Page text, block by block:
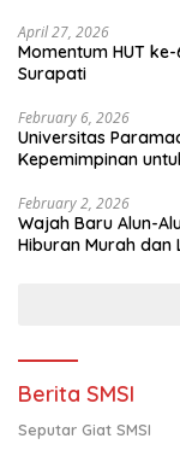
April 27, 2026
Momentum HUT
Surapati
February 6, 2026
Universitas
Kepemimpinan
February 2, 2026
Wajah Baru Alun-
Hiburan Murah dan
Berita SMSI
Seputar Giat SMSI